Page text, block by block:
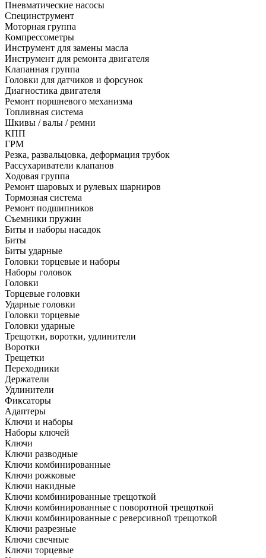
Пневматические насосы
Специнструмент
Моторная группа
Компрессометры
Инструмент для замены масла
Инструмент для ремонта двигателя
Клапанная группа
Головки для датчиков и форсунок
Диагностика двигателя
Ремонт поршневого механизма
Топливная система
Шкивы / валы / ремни
КПП
ГРМ
Резка, развальцовка, деформация трубок
Рассухариватели клапанов
Ходовая группа
Ремонт шаровых и рулевых шарниров
Тормозная система
Ремонт подшипников
Съемники пружин
Биты и наборы насадок
Биты
Биты ударные
Головки торцевые и наборы
Наборы головок
Головки
Торцевые головки
Ударные головки
Головки торцевые
Головки ударные
Трещотки, воротки, удлинители
Воротки
Трещетки
Переходники
Держатели
Удлинители
Фиксаторы
Адаптеры
Ключи и наборы
Наборы ключей
Ключи
Ключи разводные
Ключи комбинированные
Ключи рожковые
Ключи накидные
Ключи комбинированные трещоткой
Ключи комбинированные с поворотной трещоткой
Ключи комбинированные с реверсивной трещоткой
Ключи разрезные
Ключи свечные
Ключи торцевые